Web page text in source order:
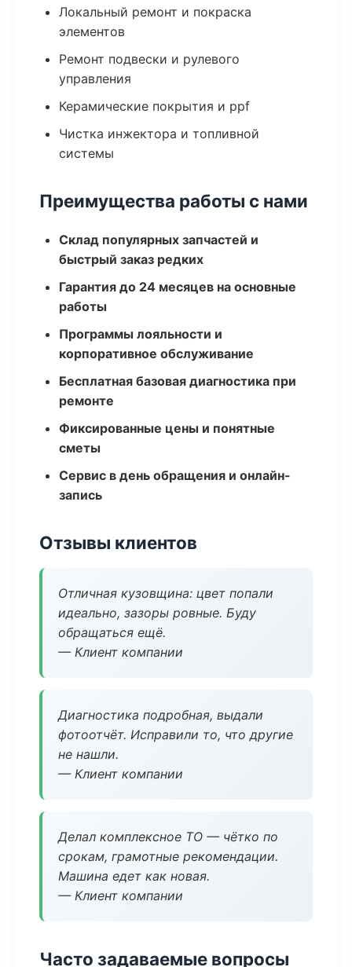
Локальный ремонт и покраска
элементов
Ремонт подвески и рулевого
управления
Керамические покрытия и ppf
Чистка инжектора и топливной
системы
Преимущества работы с нами
Склад популярных запчастей и
быстрый заказ редких
Гарантия до 24 месяцев на основные
работы
Программы лояльности и
корпоративное обслуживание
Бесплатная базовая диагностика при
ремонте
Фиксированные цены и понятные
сметы
Сервис в день обращения и онлайн-
запись
Отзывы клиентов
Отличная кузовщина: цвет попали
идеально, зазоры ровные. Буду
обращаться ещё.
— Клиент компании
Диагностика подробная, выдали
фотоотчёт. Исправили то, что другие
не нашли.
— Клиент компании
Делал комплексное ТО — чётко по
срокам, грамотные рекомендации.
Машина едет как новая.
— Клиент компании
Часто задаваемые вопросы